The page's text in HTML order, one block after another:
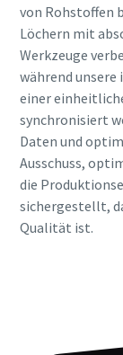
von Rohstoffen
Löchern mit
Werkzeuge
während
einer
synchronisiert
Daten und
Ausschuss,
die
sichergestellt,
Qualität ist.